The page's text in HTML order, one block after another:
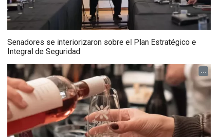
Senadores se interiorizaron sobre el Plan Estratégico e
Integral de Seguridad
...